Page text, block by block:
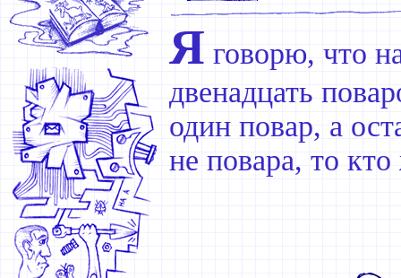
Я говорю, что
двенадцать
один повар, а
не повара, то